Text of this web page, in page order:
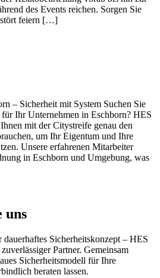
des Events reichen. Sorgen Sie
feiern […]
– Sicherheit mit System Suchen Sie
Ihr Unternehmen in Eschborn? HES
mit der Citystreife genau den
um Ihr Eigentum und Ihre
Unsere erfahrenen Mitarbeiter
in Eschborn und Umgebung, was
uns
Sicherheitskonzept – HES
Partner. Gemeinsam
Sicherheitsmodell für Ihre
beraten lassen.